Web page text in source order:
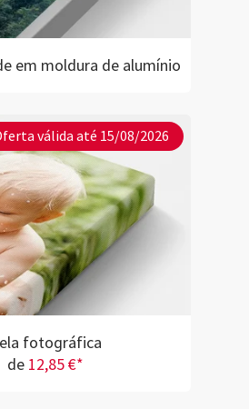
em moldura de alumínio
válida até 15/08/2026
fotográfica
de 12,85 €*